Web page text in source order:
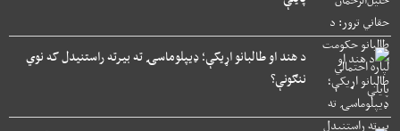
د هند او طالبانو اړیکې؛ ډیپلوماسۍ ته بیرته راستنیدل که نوي
ننګونې؟